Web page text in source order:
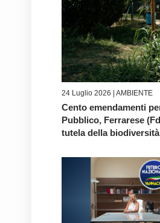
24 Luglio 2026 | AMBIENTE
Cento emendamenti
Pubblico, Ferrarese
tutela della